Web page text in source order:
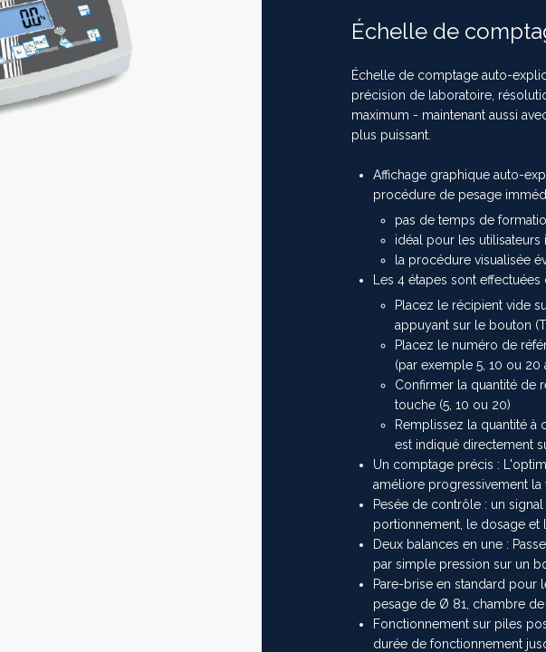
Échelle de
Échelle de comptage auto-
précision de laboratoire,
maximum - maintenant aussi
plus puissant.
Affichage graphique auto-
procédure de pesage
pas de temps de
idéal pour les utilisateurs
la procédure visualisée
Les 4 étapes sont
Placez le récipient vide
appuyant sur le bouton
Placez le numéro de
(par exemple 5, 10 ou 20
Confirmer la quantité de
touche (5, 10 ou 20)
Remplissez la quantité
est indiqué directement
Un comptage précis :
améliore progressivement
Pesée de contrôle : un
portionnement, le dosage et
Deux balances en une :
par simple pression sur un
Pare-brise en standard
pesage de Ø 81, chambre
Fonctionnement sur piles
durée de fonctionnement